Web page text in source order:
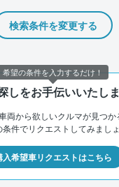
検索条件を変更する
しをお手伝いいたしま
両から欲しいクルマが見つか
条件でリクエストしてみましょ
入希望車リクエストはこちら
希望の条件を入力するだけ！